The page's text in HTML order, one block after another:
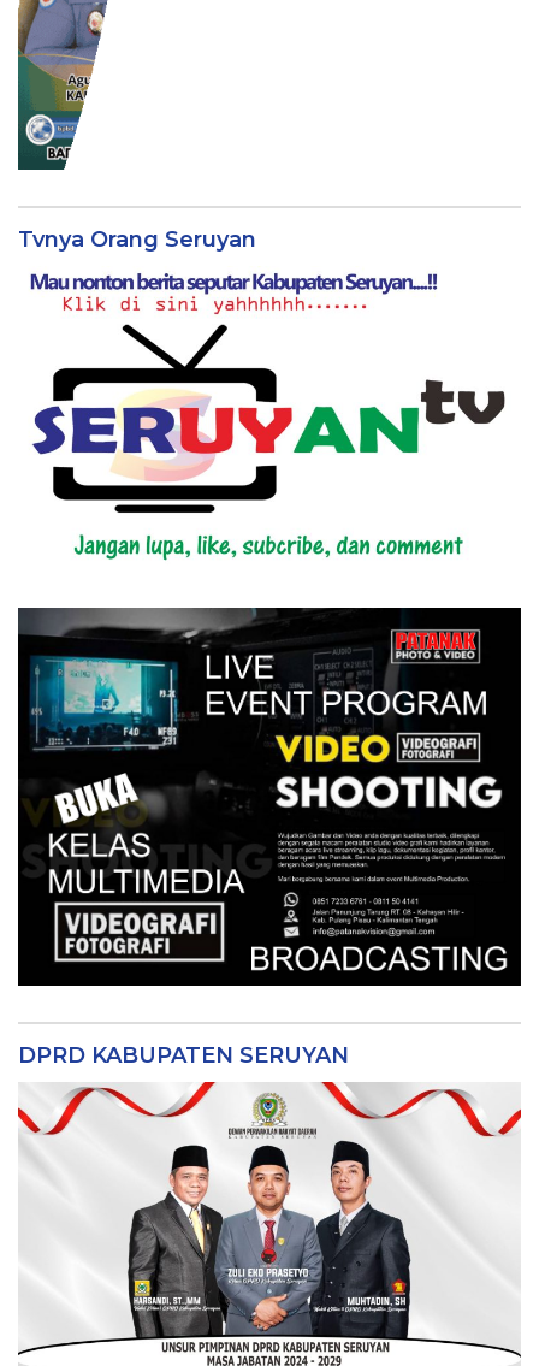
Tvnya Orang Seruyan
DPRD KABUPATEN SERUYAN